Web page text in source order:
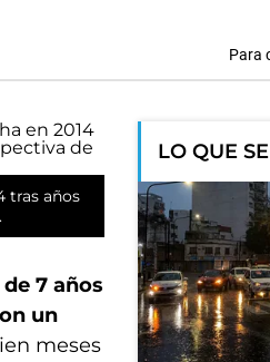
Para
tras años
7 años
un
meses
LO QUE